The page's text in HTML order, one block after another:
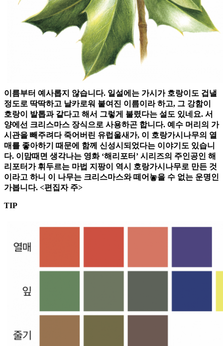
이름부터 예사롭지 않습니다. 일설에는 가시가 호랑이도 겁낼
정도로 딱딱하고 날카로워 붙여진 이름이라 하고, 그 강함이
호랑이 발톱과 같다고 해서 그렇게 불렸다는 설도 있네요. 서
양에선 크리스마스 장식으로 사용하곤 합니다. 예수 머리의 가
시관을 빼주려다 죽어버린 유럽울새가, 이 호랑가시나무의 열
매를 좋아하기 때문에 함께 신성시되었다는 이야기도 있습니
다. 이맘때면 생각나는 영화 ‘해리포터’ 시리즈의 주인공인 해
리포터가 휘두르는 마법 지팡이 역시 호랑가시나무로 만든 것
이라고 하니 이 나무는 크리스마스와 떼어놓을 수 없는 운명인
가봅니다. <편집자 주>
TIP